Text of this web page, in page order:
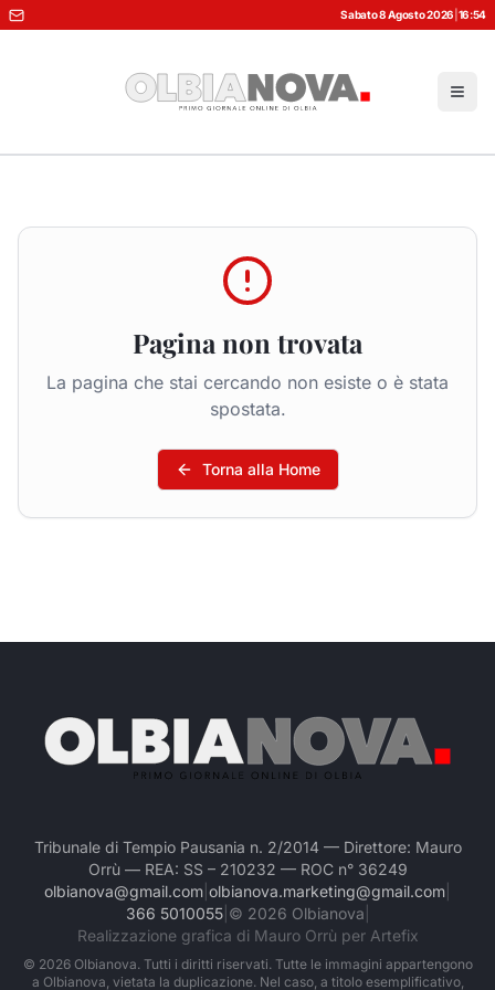
Sabato 8 Agosto 2026 16:54
Pagina non trovata
La pagina che stai cercando non esiste o è stata
spostata.
Torna alla Home
Tribunale di Tempio Pausania n. 2/2014 — Direttore: Mauro
Orrù — REA: SS – 210232 — ROC n° 36249
olbianova@gmail.com olbianova.marketing@gmail.com
366 5010055| © 2026 Olbianova
Realizzazione grafica di Mauro Orrù per Artefix
© 2026Olbianova. Tutti i diritti riservati. Tutte le immagini appartengono
a Olbianova, vietata la duplicazione. Nel caso, a titolo esemplificativo,